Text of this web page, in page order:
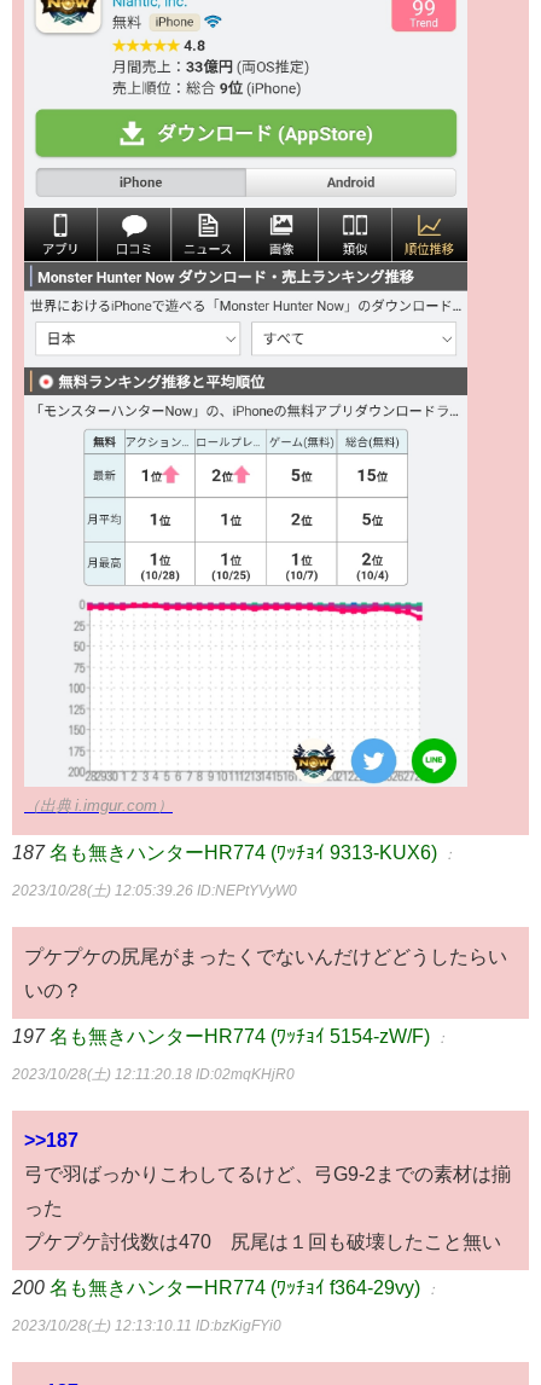
（出典 i.imgur.com）
187 名も無きハンターHR774 (ﾜｯﾁｮｲ 9313-KUX6) ：
2023/10/28(土) 12:05:39.26 ID:NEPtYVyW0
プケプケの尻尾がまったくでないんだけどどうしたらい
いの？
197 名も無きハンターHR774 (ﾜｯﾁｮｲ 5154-zW/F) ：
2023/10/28(土) 12:11:20.18 ID:02mqKHjR0
>>187
弓で羽ばっかりこわしてるけど、弓G9-2までの素材は揃
った
プケプケ討伐数は470 尻尾は１回も破壊したこと無い
200 名も無きハンターHR774 (ﾜｯﾁｮｲ f364-29vy) ：
2023/10/28(土) 12:13:10.11 ID:bzKigFYi0